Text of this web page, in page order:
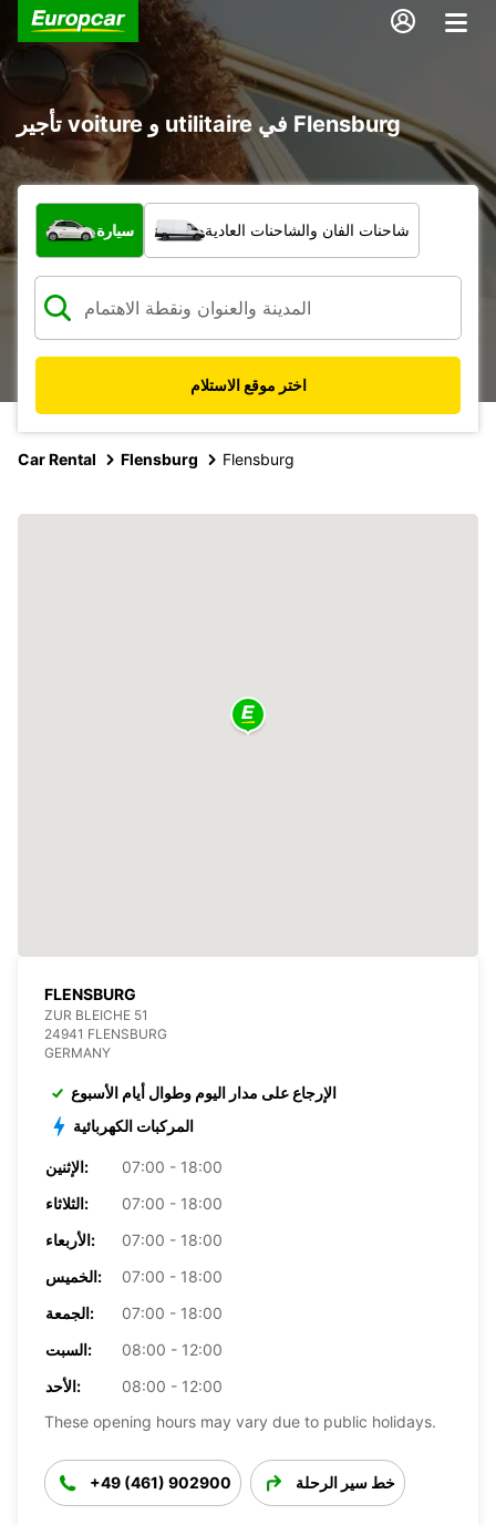
تأجير voiture و utilitaire في Flensburg
ما نوع المركبة؟
سيارة شاحنات الفان والشاحنات العادية
اختر موقع الاستلام
Car Rental Flensburg Flensburg
FLENSBURG
ZUR BLEICHE 51
24941 FLENSBURG
GERMANY
الإرجاع على مدار اليوم وطوال أيام الأسبوع
المركبات الكهربائية
الإثنين:
07:00 - 18:00
الثلاثاء:
07:00 - 18:00
الأربعاء:
07:00 - 18:00
الخميس:
07:00 - 18:00
الجمعة:
07:00 - 18:00
السبت:
08:00 - 12:00
الأحد:
08:00 - 12:00
These opening hours may vary due to public holidays.
+49 (461) 902900 خط سير الرحلة